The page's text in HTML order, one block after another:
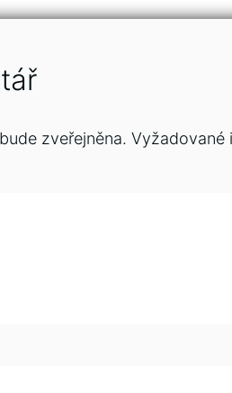
zveřejněna. Vyžadované